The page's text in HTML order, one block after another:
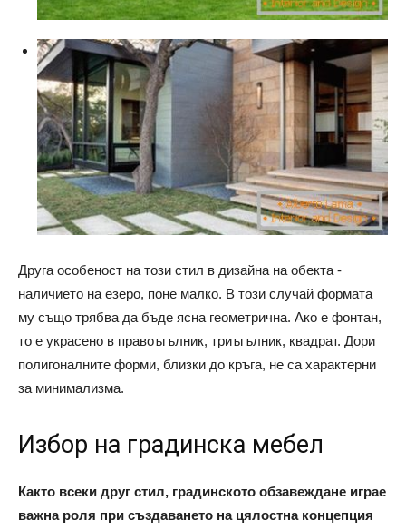
Друга особеност на този стил в дизайна на обекта -
наличието на езеро, поне малко. В този случай формата
му също трябва да бъде ясна геометрична. Ако е фонтан,
то е украсено в правоъгълник, триъгълник, квадрат. Дори
полигоналните форми, близки до кръга, не са характерни
за минимализма.
Избор на градинска мебел
Както всеки друг стил, градинското обзавеждане играе
важна роля при създаването на цялостна концепция